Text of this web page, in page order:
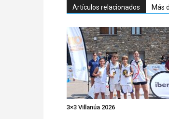
Artículos relacionados Más
3×3 Villanúa 2026